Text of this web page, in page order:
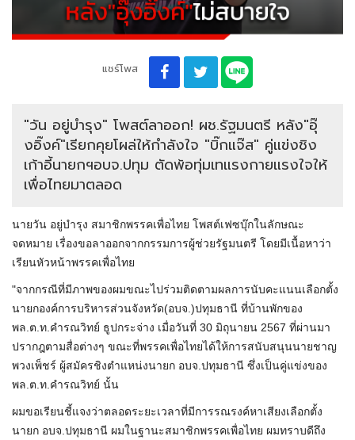
แชร์โพส
"วัน อยู่บำรุง" โพสต์ลาออก! ผช.รัฐมนตรี หลัง"อุ๊
งอิ๊งค์"เรียกคุยโผล่ให้กำลังใจ "บิ๊กแจ๊ส" คู่แข่งชิง
เก้าอี้นายกฯอบจ.ปทุม ตัดพ้อทุ่มเทแรงกายแรงใจให้
เพื่อไทยมาตลอด
นายวัน อยู่บำรุง สมาชิกพรรคเพื่อไทย โพสต์เฟซบุ๊กในลักษณะ
จดหมาย เรื่องขอลาออกจากกรรมการผู้ช่วยรัฐมนตรี โดยมีเนื้อหาว่า
เรียนหัวหน้าพรรคเพื่อไทย
"จากกรณีที่มีภาพของผมขณะไปร่วมติดตามผลการนับคะแนนเลือกตั้ง
นายกองค์การบริหารส่วนจังหวัด(อบจ.)ปทุมธานี ที่บ้านพักของ
พล.ต.ท.คำรณวิทย์ ธูปกระจ่าง เมื่อวันที่ 30 มิถุนายน 2567 ที่ผ่านมา
ปรากฎตามสื่อต่างๆ ขณะที่พรรคเพื่อไทยได้ให้การสนับสนุนนายชาญ
พวงเพ็ชร์ ผู้สมัครชิงตำแหน่งนายก อบจ.ปทุมธานี ซึ่งเป็นคู่แข่งของ
พล.ต.ท.คำรณวิทย์ นั้น
ผมขอเรียนชี้แจงว่าตลอดระยะเวลาที่มีการรณรงค์หาเสียงเลือกตั้ง
นายก อบจ.ปทุมธานี ผมในฐานะสมาชิกพรรคเพื่อไทย ผมทราบดีถึง